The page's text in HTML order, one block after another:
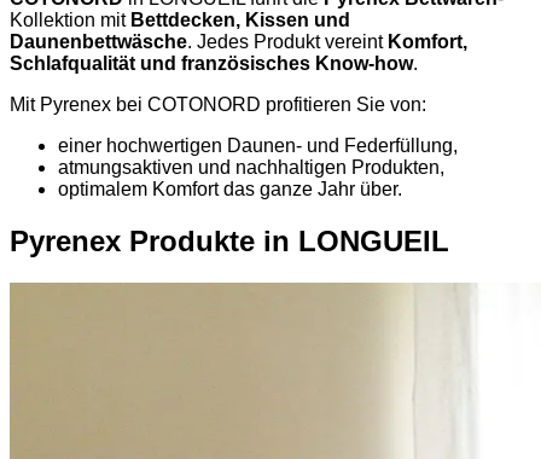
Kollektion mit Bettdecken, Kissen und
Daunenbettwäsche. Jedes Produkt vereint Komfort,
Schlafqualität und französisches Know-how.
Mit Pyrenex bei COTONORD profitieren Sie von:
einer hochwertigen Daunen- und Federfüllung,
atmungsaktiven und nachhaltigen Produkten,
optimalem Komfort das ganze Jahr über.
Pyrenex Produkte in LONGUEIL